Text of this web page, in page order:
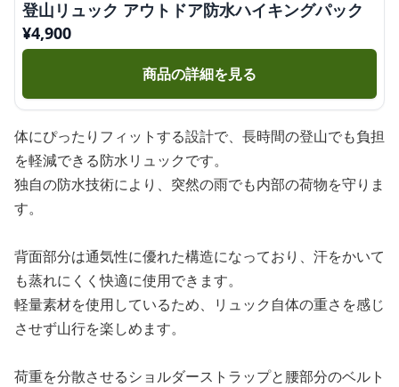
登山リュック アウトドア防水ハイキングパック
¥4,900
商品の詳細を見る
体にぴったりフィットする設計で、長時間の登山でも負担
を軽減できる防水リュックです。
独自の防水技術により、突然の雨でも内部の荷物を守りま
す。
背面部分は通気性に優れた構造になっており、汗をかいて
も蒸れにくく快適に使用できます。
軽量素材を使用しているため、リュック自体の重さを感じ
させず山行を楽しめます。
荷重を分散させるショルダーストラップと腰部分のベルト